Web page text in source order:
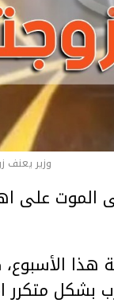
وزير يعنف
على
الأسبوع،
بشكل متكرر